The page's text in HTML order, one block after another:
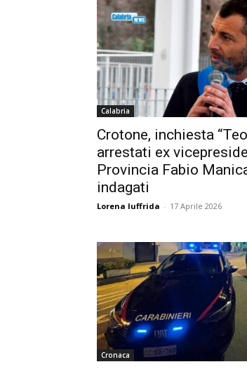
Calabria
Crotone, inchiesta
arrestati ex
Provincia Fabio
indagati
Lorena Iuffrida - 17 Aprile 2026
Cronaca